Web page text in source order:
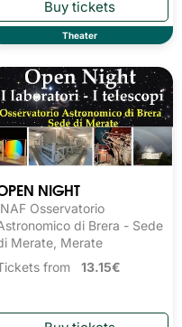
Theater
NIGHT
Osservatorio
di Brera - Sede
Merate, Merate
from 13.15€